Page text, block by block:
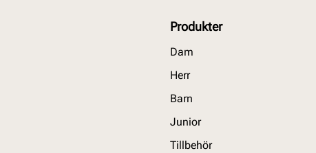
Produkter
Dam
Herr
Barn
Junior
Tillbehör